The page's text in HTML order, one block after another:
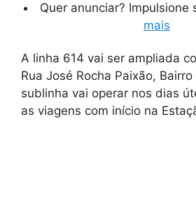
Quer anunciar? Impulsione
mais
A linha 614 vai ser ampliada
Rua José Rocha Paixão,
sublinha vai operar nos dias
as viagens com início na